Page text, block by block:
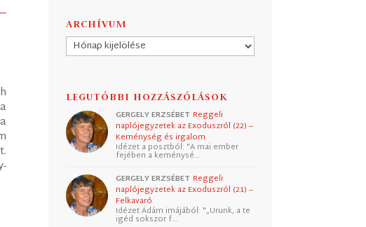
ARCHÍVUM
Archívum
LEGUTÓBBI HOZZÁSZÓLÁSOK
GERGELY ERZSÉBET Reggeli
naplójegyzetek az Exoduszról (22) –
Keménység és irgalom
Idézet a posztból: "A mai ember
fejében a keménysé…
GERGELY ERZSÉBET Reggeli
naplójegyzetek az Exoduszról (21) –
Felkavaró
Idézet Ádám imájából: "„Urunk, a te
igéd sokszor f…